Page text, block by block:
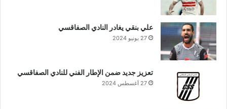
علي بنقي يغادر النادي الصفاقسي
27 يونيو 2024
تعزيز جديد ضمن الإطار الفني للنادي الصفاقسي
27 أغسطس 2024